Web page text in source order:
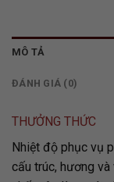
MÔ TẢ
ĐÁNH GIÁ (0)
THƯỞNG THỨC
Nhiệt độ phục vụ
cấu trúc, hương